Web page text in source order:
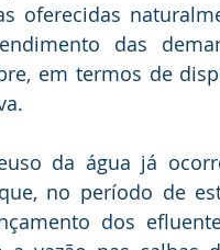
oferecidas
das
em termos de
da água já
no período de
dos